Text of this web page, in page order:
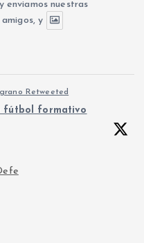
enviamos nuestras
y
Retweeted
fútbol formativo